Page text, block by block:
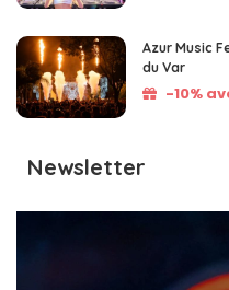
Azur Music
du Var
-10%
Newsletter